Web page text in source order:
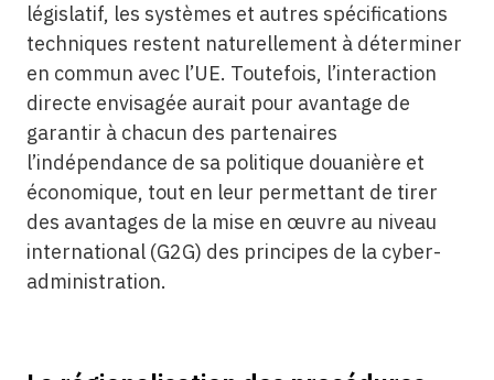
législatif, les systèmes et autres spécifications
techniques restent naturellement à déterminer
en commun avec l’UE. Toutefois, l’interaction
directe envisagée aurait pour avantage de
garantir à chacun des partenaires
l’indépendance de sa politique douanière et
économique, tout en leur permettant de tirer
des avantages de la mise en œuvre au niveau
international (G2G) des principes de la cyber-
administration.